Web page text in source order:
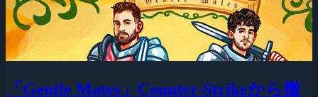
「Gentle Mates」Counter-Strikeから撤